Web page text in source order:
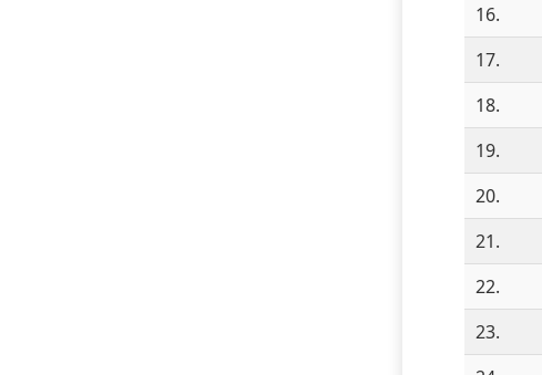
16.
17.
18.
19.
20.
21.
22.
23.